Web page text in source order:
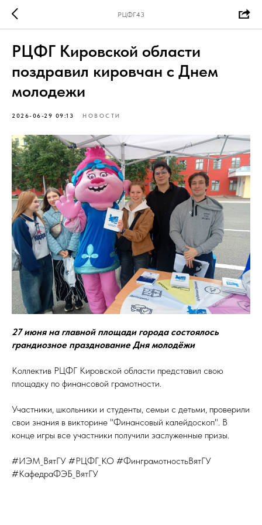
РЦФГ43
РЦФГ Кировской области
поздравил кировчан с Днем
молодежи
2026-06-29 09:13 НОВОСТИ
27 июня на главной площади города состоялось
грандиозное празднование Дня молодёжи
Коллектив РЦФГ Кировской области представил свою
площадку по финансовой грамотности.
Участники, школьники и студенты, семьи с детьми, проверили
свои знания в викторине "Финансовый калейдоскоп". В
конце игры все участники получили заслуженные призы.
#ИЭМ_ВятГУ #РЦФГ_КО #ФинграмотностьВятГУ
#КафедраФЭБ_ВятГУ